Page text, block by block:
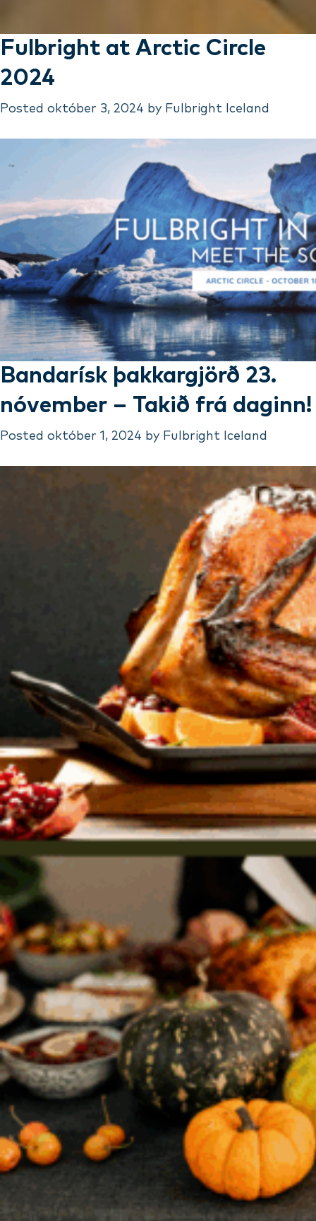
Fulbright at Arctic Circle
2024
Posted október 3, 2024 by Fulbright Iceland
Bandarísk þakkargjörð 23.
nóvember – Takið frá daginn!
Posted október 1, 2024 by Fulbright Iceland